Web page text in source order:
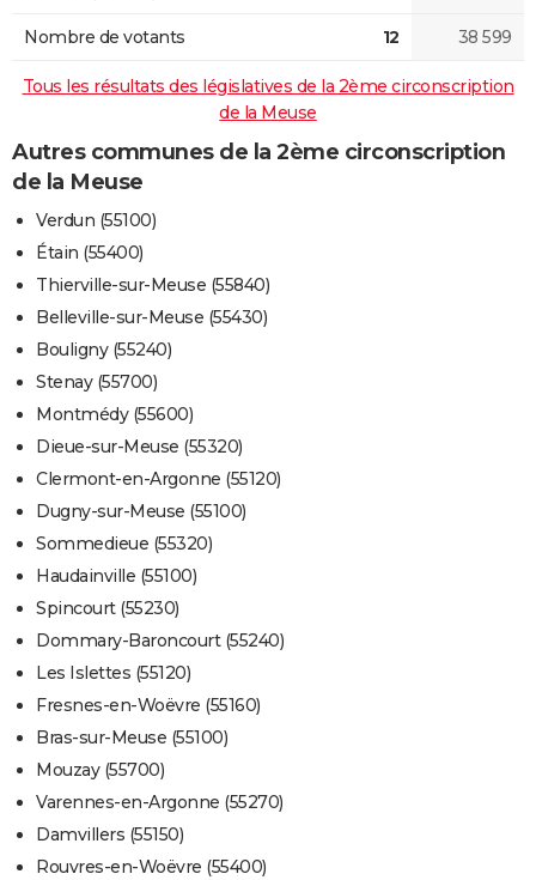
Nombre de votants 12 38 599
Tous les résultats des législatives de la 2ème circonscription
de la Meuse
Autres communes de la 2ème circonscription
de la Meuse
Verdun (55100)
Étain (55400)
Thierville-sur-Meuse (55840)
Belleville-sur-Meuse (55430)
Bouligny (55240)
Stenay (55700)
Montmédy (55600)
Dieue-sur-Meuse (55320)
Clermont-en-Argonne (55120)
Dugny-sur-Meuse (55100)
Sommedieue (55320)
Haudainville (55100)
Spincourt (55230)
Dommary-Baroncourt (55240)
Les Islettes (55120)
Fresnes-en-Woëvre (55160)
Bras-sur-Meuse (55100)
Mouzay (55700)
Varennes-en-Argonne (55270)
Damvillers (55150)
Rouvres-en-Woëvre (55400)